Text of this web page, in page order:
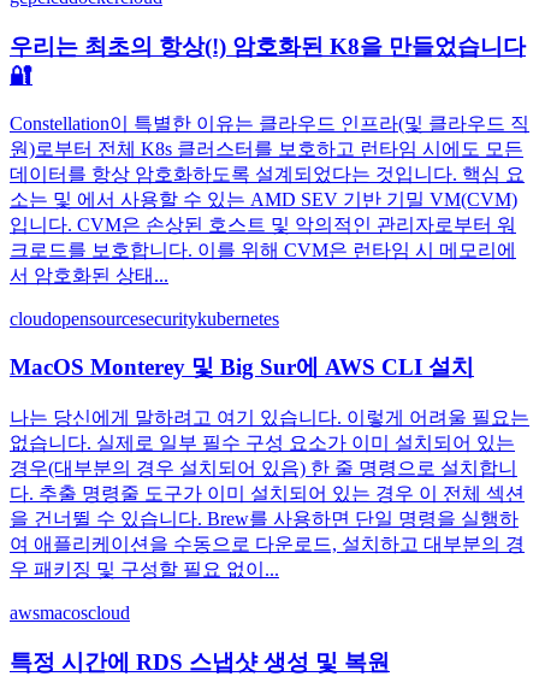
우리는 최초의 항상(!) 암호화된 K8을 만들었습니다
🔐
Constellation이 특별한 이유는 클라우드 인프라(및 클라우드 직
원)로부터 전체 K8s 클러스터를 보호하고 런타임 시에도 모든
데이터를 항상 암호화하도록 설계되었다는 것입니다. 핵심 요
소는 및 에서 사용할 수 있는 AMD SEV 기반 기밀 VM(CVM)
입니다. CVM은 손상된 호스트 및 악의적인 관리자로부터 워
크로드를 보호합니다. 이를 위해 CVM은 런타임 시 메모리에
서 암호화된 상태...
cloudopensourcesecuritykubernetes
MacOS Monterey 및 Big Sur에 AWS CLI 설치
나는 당신에게 말하려고 여기 있습니다. 이렇게 어려울 필요는
없습니다. 실제로 일부 필수 구성 요소가 이미 설치되어 있는
경우(대부분의 경우 설치되어 있음) 한 줄 명령으로 설치합니
다. 추출 명령줄 도구가 이미 설치되어 있는 경우 이 전체 섹션
을 건너뛸 수 있습니다. Brew를 사용하면 단일 명령을 실행하
여 애플리케이션을 수동으로 다운로드, 설치하고 대부분의 경
우 패키징 및 구성할 필요 없이...
awsmacoscloud
특정 시간에 RDS 스냅샷 생성 및 복원